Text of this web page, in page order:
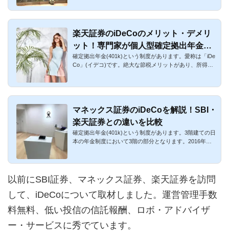
楽天証券のiDeCoのメリット・デメリ
ット！専門家が個人型確定拠出年金を
解説
確定拠出年金(401k)という制度があります。愛称は「iDe
Co」(イデコ)です。絶大な節税メリットがあり、所得
マネックス証券のiDeCoを解説！SBI・
楽天証券との違いを比較
確定拠出年金(401k)という制度があります。3階建ての日
本の年金制度において3階の部分となります。2016年に
以前にSBI証券、マネックス証券、楽天証券を訪問
して、iDeCoについて取材しました。運営管理手数
料無料、低い投信の信託報酬、ロボ・アドバイザ
ー・サービスに秀でています。